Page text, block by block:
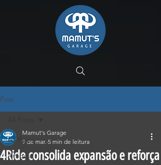
Post
All Posts
Artigos
4Ride consolida expansão e reforça
Mamut's Garage
9 de mar. 5 min de leitura